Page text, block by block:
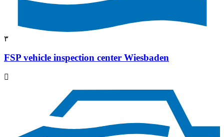
٣
FSP vehicle inspection center Wiesbaden